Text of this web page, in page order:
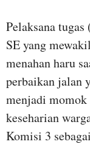
Pelaksana
SE yang
menahan haru
perbaikan jalan
menjadi
keseharian
Komisi 3